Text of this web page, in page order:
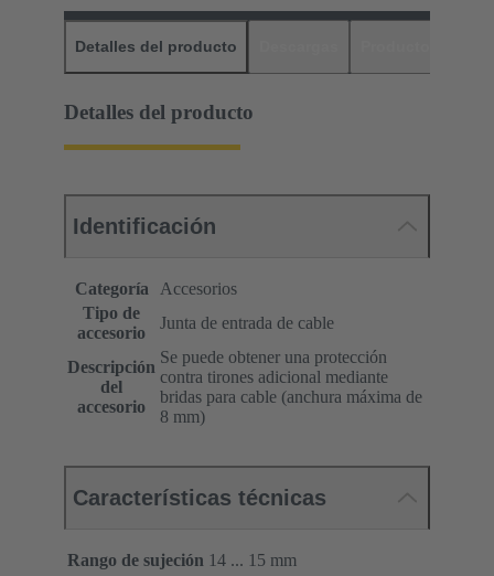
Detalles del producto
Detalles del producto
Identificación
Categoría
Accesorios
Tipo de
accesorio
Junta de entrada de cable
Descripción
del
accesorio
Se puede obtener una protección
contra tirones adicional mediante
bridas para cable (anchura máxima de
8 mm)
Características técnicas
Rango de sujeción 14 ... 15 mm